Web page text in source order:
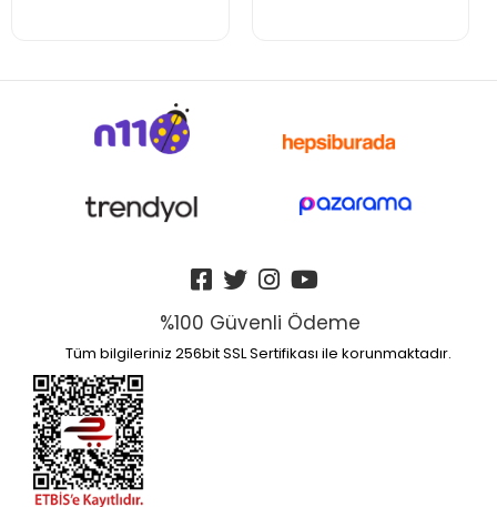
%100 Güvenli Ödeme
Tüm bilgileriniz 256bit SSL Sertifikası ile korunmaktadır.